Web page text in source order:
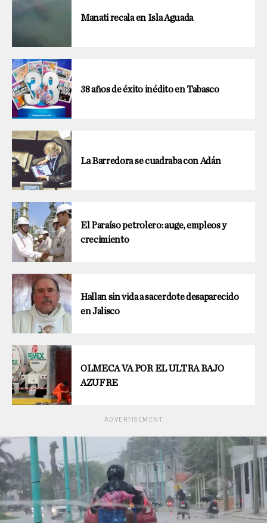
Manati recala en Isla Aguada
38 años de éxito inédito en Tabasco
La Barredora se cuadraba con Adán
El Paraíso petrolero: auge, empleos y
crecimiento
Hallan sin vida a sacerdote desaparecido
en Jalisco
OLMECA VA POR EL ULTRA BAJO
AZUFRE
ADVERTISEMENT